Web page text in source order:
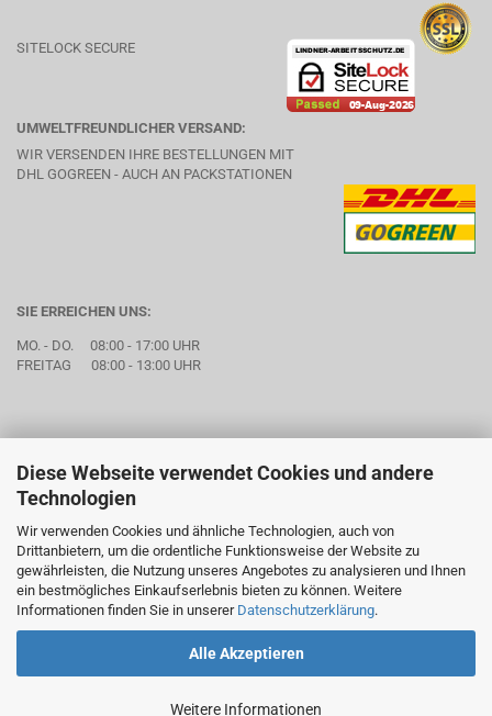
Diese Webseite verwendet Cookies und andere
Technologien
Wir verwenden Cookies und ähnliche Technologien, auch von
Drittanbietern, um die ordentliche Funktionsweise der Website zu
gewährleisten, die Nutzung unseres Angebotes zu analysieren und Ihnen
ein bestmögliches Einkaufserlebnis bieten zu können. Weitere
Informationen finden Sie in unserer Datenschutzerklärung.
Alle Akzeptieren
Weitere Informationen
SITELOCK SECURE
UMWELTFREUNDLICHER VERSAND:
WIR VERSENDEN IHRE BESTELLUNGEN MIT
DHL GOGREEN - AUCH AN PACKSTATIONEN
SIE ERREICHEN UNS:
MO. - DO. 08:00 - 17:00 UHR
FREITAG 08:00 - 13:00 UHR